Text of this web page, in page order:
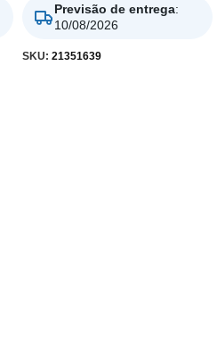
Previsão de entrega:
10/08/2026
SKU: 21351639